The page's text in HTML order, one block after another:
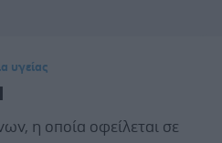
υγείας
η οποία οφείλεται σε